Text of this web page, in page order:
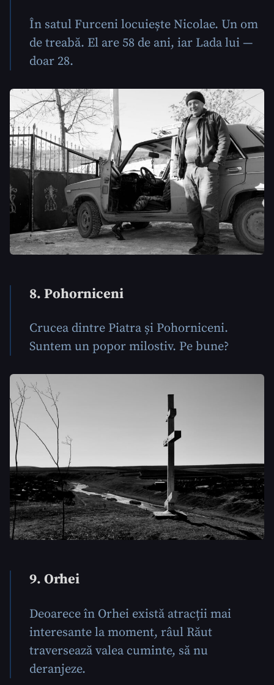
În satul Furceni locuiește Nicolae. Un om
de treabă. El are 58 de ani, iar Lada lui —
doar 28.
8. Pohorniceni
Crucea dintre Piatra și Pohorniceni.
Suntem un popor milostiv. Pe bune?
9. Orhei
Deoarece în Orhei există atracții mai
interesante la moment, râul Răut
traversează valea cuminte, să nu
deranjeze.
ȘTIREA MEA
Titlu știre
+ Adaugă titlu
Fotografie
+ Încarcă imagine
Link media
+ Link media
Mesajul știrei
+ Mesajul știrei